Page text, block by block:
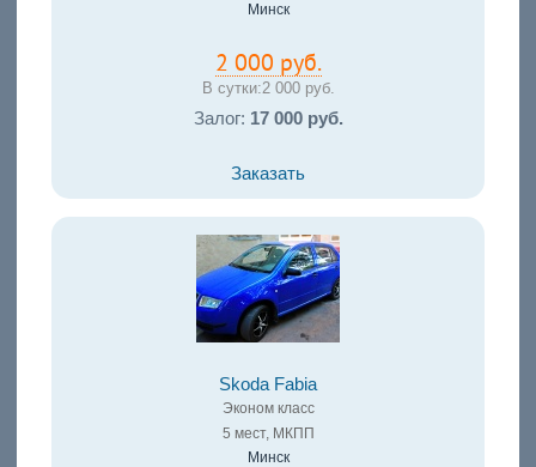
Минск
2 000 руб.
В сутки:2 000 руб.
Залог: 17 000 руб.
Заказать
Skoda Fabia
Эконом класс
5 мест, МКПП
Минск